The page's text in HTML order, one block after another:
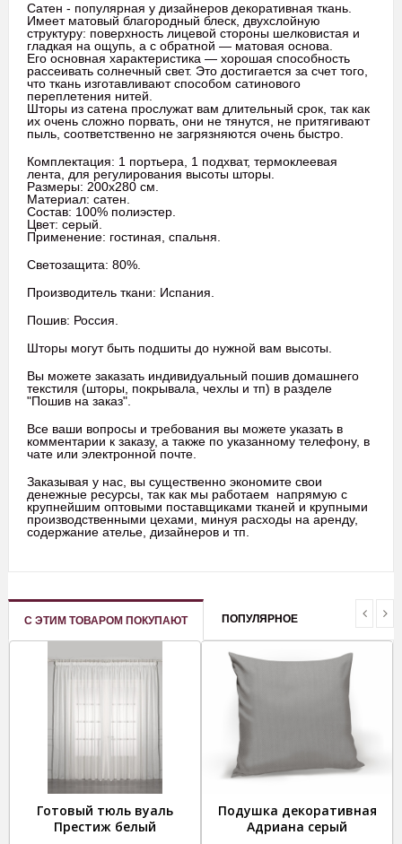
Сатен - популярная у дизайнеров декоративная ткань.
Имеет матовый благородный блеск, двухслойную
структуру: поверхность лицевой стороны шелковистая и
гладкая на ощупь, а с обратной — матовая основа.
Его основная характеристика — хорошая способность
рассеивать солнечный свет. Это достигается за счет того,
что ткань изготавливают способом сатинового
переплетения нитей.
Шторы из сатена прослужат вам длительный срок, так как
их очень сложно порвать, они не тянутся, не притягивают
пыль, соответственно не загрязняются очень быстро.
Комплектация: 1 портьера, 1 подхват, термоклеевая
лента, для регулирования высоты шторы.
Размеры: 200х280 см.
Материал: сатен.
Состав: 100% полиэстер.
Цвет: серый.
Применение: гостиная, спальня.
Светозащита: 80%.
Производитель ткани: Испания.
Пошив: Россия.
Шторы могут быть подшиты до нужной вам высоты.
Вы можете заказать индивидуальный пошив домашнего
текстиля (шторы, покрывала, чехлы и тп) в разделе
"Пошив на заказ".
Все ваши вопросы и требования вы можете указать в
комментарии к заказу, а также по указанному телефону, в
чате или электронной почте.
Заказывая у нас, вы существенно экономите свои
денежные ресурсы, так как мы работаем напрямую с
крупнейшим оптовыми поставщиками тканей и крупными
производственными цехами, минуя расходы на аренду,
содержание ателье, дизайнеров и тп.
С ЭТИМ ТОВАРОМ ПОКУПАЮТ ПОПУЛЯРНОЕ
Готовый тюль вуаль
Престиж белый
Подушка декоративная
Адриана серый